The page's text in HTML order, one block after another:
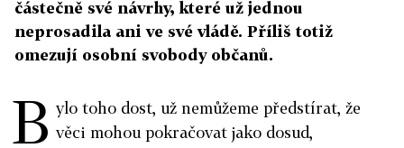
částečně své návrhy, které už jednou
neprosadila ani ve své vládě. Příliš totiž
omezují osobní svobody občanů.
B ylo toho dost, už nemůžeme předstírat, že
věci mohou pokračovat jako dosud,